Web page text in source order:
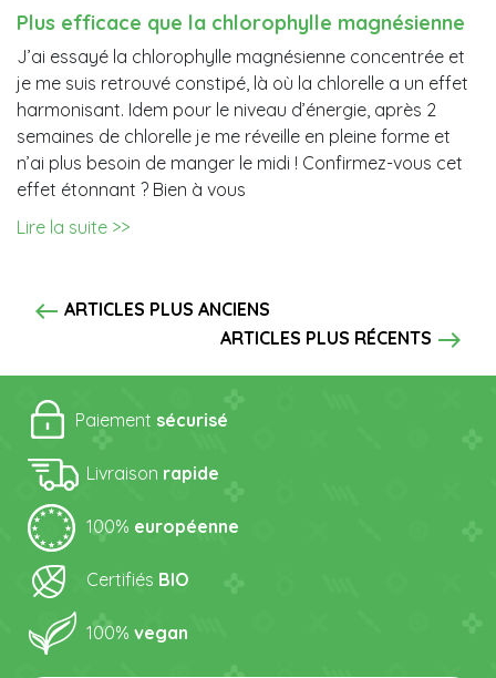
Plus efficace que la chlorophylle magnésienne
J’ai essayé la chlorophylle magnésienne concentrée et
je me suis retrouvé constipé, là où la chlorelle a un effet
harmonisant. Idem pour le niveau d’énergie, après 2
semaines de chlorelle je me réveille en pleine forme et
n’ai plus besoin de manger le midi ! Confirmez-vous cet
effet étonnant ? Bien à vous
Lire la suite >>
west ARTICLES PLUS ANCIENS
ARTICLES PLUS RÉCENTS east
Paiement sécurisé
Livraison rapide
100% européenne
Certifiés BIO
100% vegan